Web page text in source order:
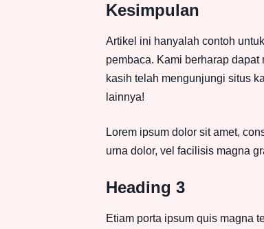
Kesimpulan
Artikel ini hanyalah contoh
pembaca. Kami berharap
kasih telah mengunjungi situs
lainnya!
Lorem ipsum dolor sit amet,
urna dolor, vel facilisis magna
Heading 3
Etiam porta ipsum quis magna